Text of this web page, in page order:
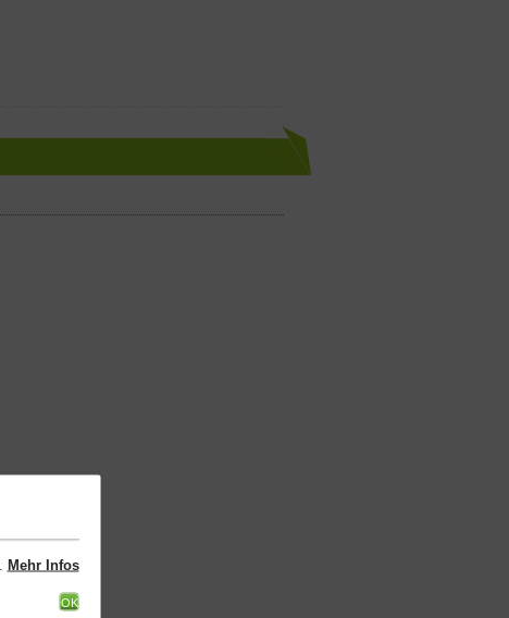
Mehr Infos
OK